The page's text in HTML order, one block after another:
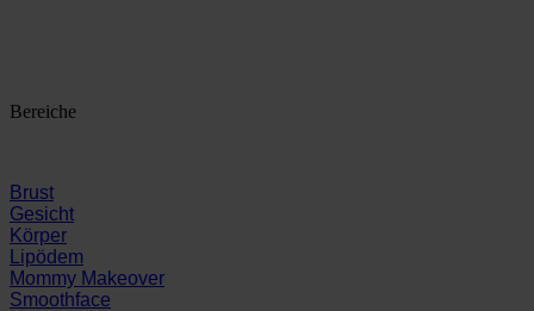
Bereiche
Brust
Gesicht
Körper
Lipödem
Mommy Makeover
Smoothface